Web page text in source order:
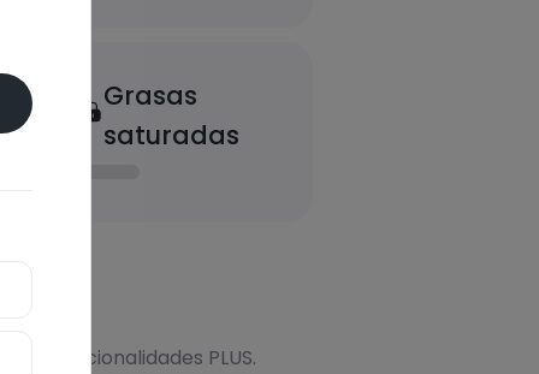
Grasas
saturadas
funcionalidades PLUS.